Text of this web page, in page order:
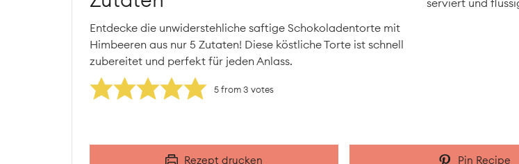
Entdecke die unwiderstehliche saftige Schokoladentorte mit
Himbeeren aus nur 5 Zutaten! Diese köstliche Torte ist schnell
zubereitet und perfekt für jeden Anlass.
5from3 votes
Rezept drucken Pin Recipe